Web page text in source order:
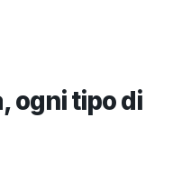
ogni tipo di